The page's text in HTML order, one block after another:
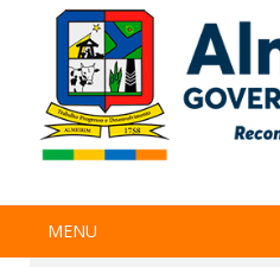
MENU